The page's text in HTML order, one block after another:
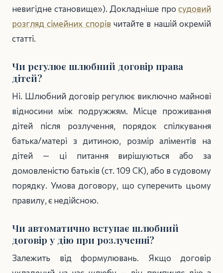
невигідне становище»). Докладніше про судовий
розгляд сімейних спорів читайте в нашій окремій
статті.
Чи регулює шлюбний договір права
дітей?
Ні. Шлюбний договір регулює виключно майнові
відносини між подружжям. Місце проживання
дітей після розлучення, порядок спілкування
батька/матері з дитиною, розмір аліментів на
дітей — ці питання вирішуються або за
домовленістю батьків (ст. 109 СК), або в судовому
порядку. Умова договору, що суперечить цьому
правилу, є недійсною.
Чи автоматично вступає шлюбний
договір у дію при розлученні?
Залежить від формулювань. Якщо договір